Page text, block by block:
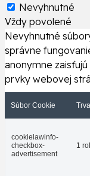
Nevyhnutné
Vždy povolené
Nevyhnutné
správne
anonymne
prvky webovej
Súbor Cookie
cookielawinfo-
checkbox-
advertisement
1